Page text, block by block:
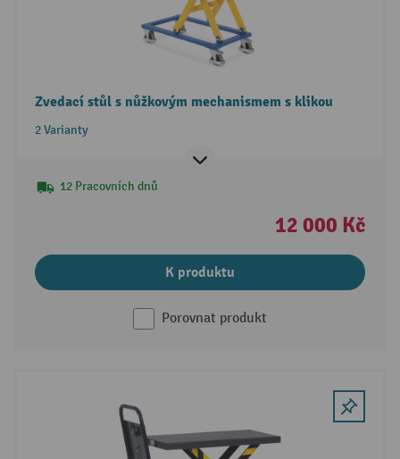
Zvedací stůl s nůžkovým mechanismem s klikou
2 Varianty
12 Pracovních dnů
12 000 Kč
K produktu
Porovnat produkt